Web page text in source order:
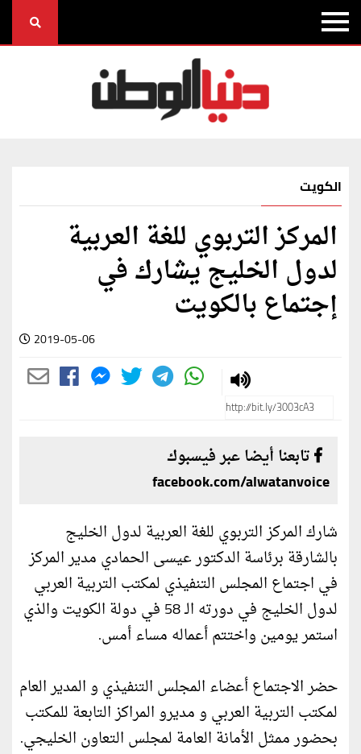
الكويت
المركز التربوي للغة العربية
لدول الخليج يشارك في
إجتماع بالكويت
2019-05-06
تابعنا أيضا عبر فيسبوك
facebook.com/alwatanvoice
شارك المركز التربوي للغة العربية لدول الخليج
بالشارقة برئاسة الدكتور عيسى الحمادي مدير المركز
في اجتماع المجلس التنفيذي لمكتب التربية العربي
لدول الخليج في دورته الـ 58 في دولة الكويت والذي
استمر يومين واختتم أعماله مساء أمس.
حضر الاجتماع أعضاء المجلس التنفيذي و المدير العام
لمكتب التربية العربي و مديرو المراكز التابعة للمكتب
بحضور ممثل الأمانة العامة لمجلس التعاون الخليجي.